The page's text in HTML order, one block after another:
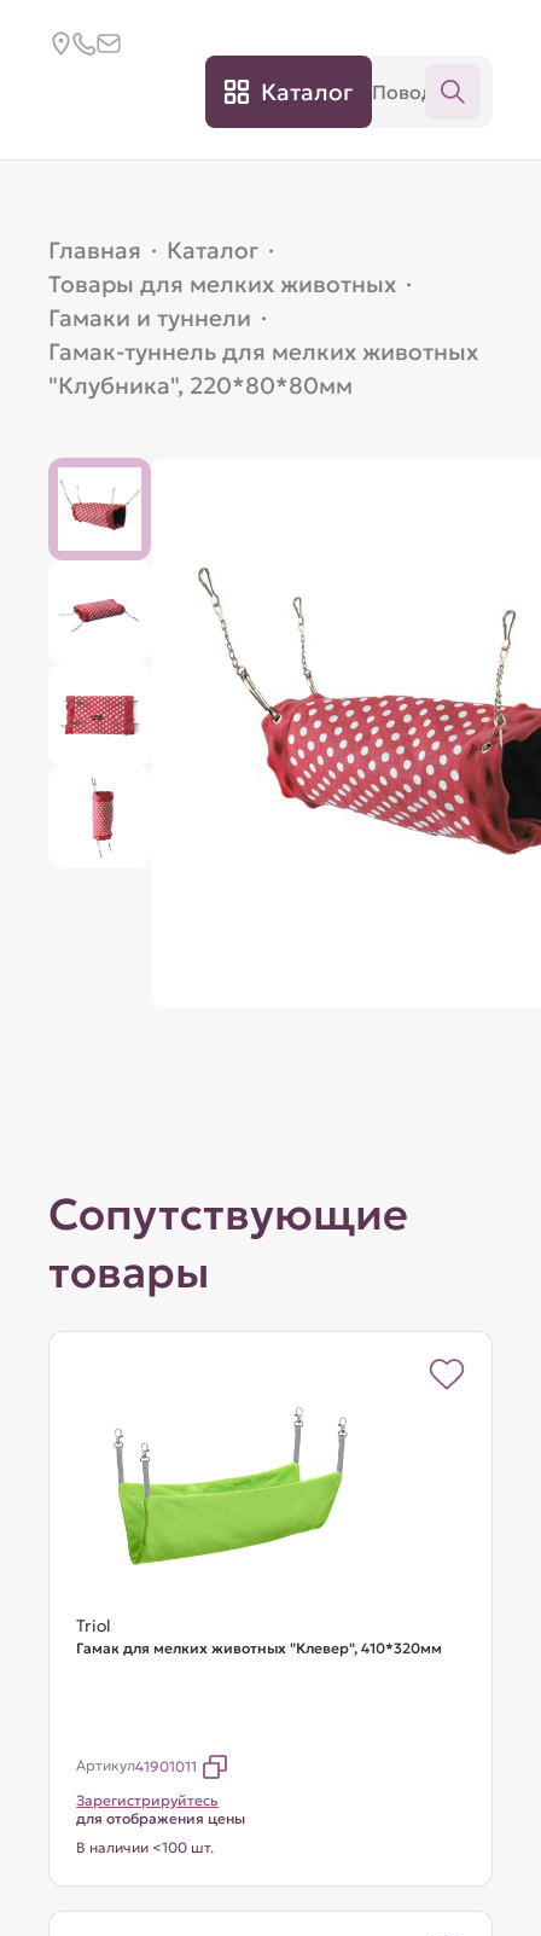
Каталог
Главная · Каталог ·
Товары для мелких животных ·
Гамаки и туннели ·
Гамак-туннель для мелких животных
"Клубника", 220*80*80мм
Сопутствующие
товары
Triol
Гамак для мелких животных "Клевер", 410*320мм
Артикул41901011
Зарегистрируйтесь
для отображения цены
В наличии <100 шт.